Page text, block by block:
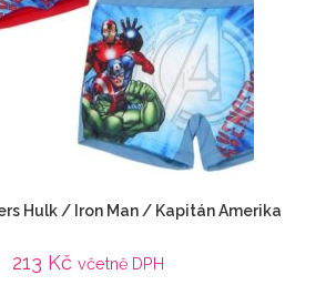
Hulk / Iron Man / Kapitán Amerika
213 Kč včetně DPH